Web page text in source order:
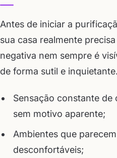
Antes de iniciar a
sua casa realmente
negativa nem sempre é
de forma sutil e inquietante.
Sensação constante
sem motivo aparente;
Ambientes que
desconfortáveis;